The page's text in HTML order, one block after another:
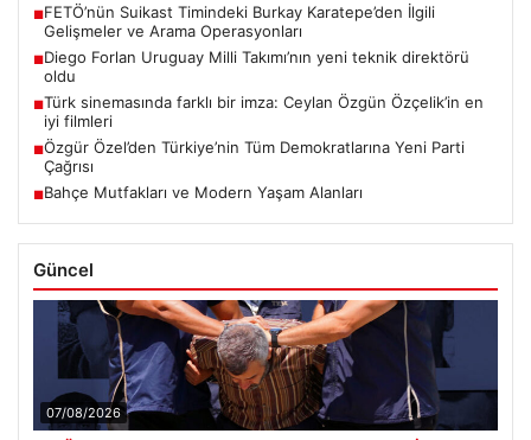
■FETÖ’nün Suikast Timindeki Burkay Karatepe’den İlgili
Gelişmeler ve Arama Operasyonları
■Diego Forlan Uruguay Milli Takımı’nın yeni teknik direktörü
oldu
■Türk sinemasında farklı bir imza: Ceylan Özgün Özçelik’in en
iyi filmleri
■Özgür Özel’den Türkiye’nin Tüm Demokratlarına Yeni Parti
Çağrısı
■Bahçe Mutfakları ve Modern Yaşam Alanları
Güncel
07/08/2026